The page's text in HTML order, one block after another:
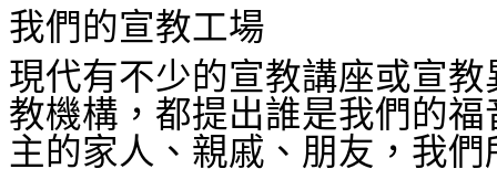
我們的宣教工場
現代有不少的宣教講座或宣
教機構，都提出誰是我們的
主的家人、親戚、朋友，我